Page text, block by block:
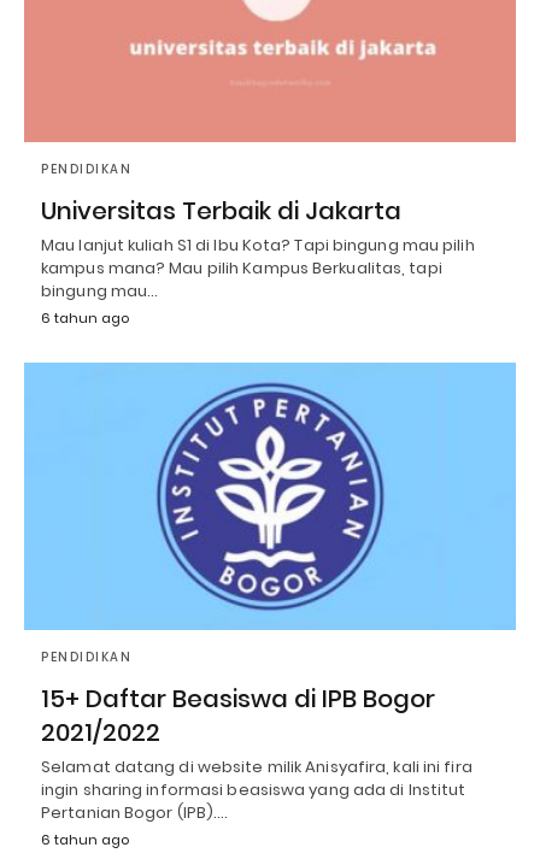
PENDIDIKAN
Universitas Terbaik di Jakarta
Mau lanjut kuliah S1 di Ibu Kota? Tapi bingung mau pilih
kampus mana? Mau pilih Kampus Berkualitas, tapi
bingung mau…
6 tahun ago
PENDIDIKAN
15+ Daftar Beasiswa di IPB Bogor
2021/2022
Selamat datang di website milik Anisyafira, kali ini fira
ingin sharing informasi beasiswa yang ada di Institut
Pertanian Bogor (IPB).…
6 tahun ago